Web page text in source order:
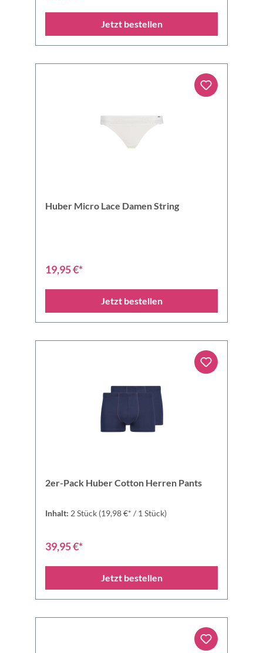
Jetzt bestellen
Huber Micro Lace Damen String
19,95 €*
Jetzt bestellen
2er-Pack Huber Cotton Herren Pants
Inhalt: 2 Stück (19,98 €* / 1 Stück)
39,95 €*
Jetzt bestellen